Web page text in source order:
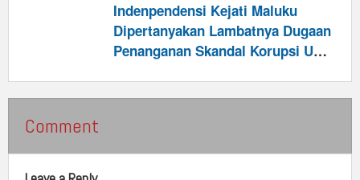
Indenpendensi Kejati Maluku
Dipertanyakan Lambatnya Dugaan
Penanganan Skandal Korupsi UP3
Comment